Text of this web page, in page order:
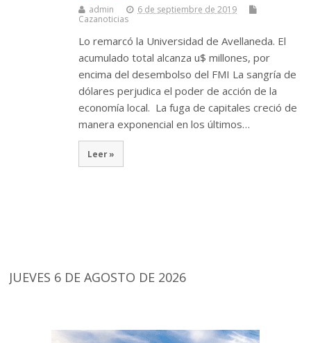
admin
6 de septiembre de 2019
Cazanoticias
Lo remarcó la Universidad de Avellaneda. El
acumulado total alcanza u$ millones, por
encima del desembolso del FMI La sangría de
dólares perjudica el poder de acción de la
economía local. La fuga de capitales creció de
manera exponencial en los últimos…
Leer »
JUEVES 6 DE AGOSTO DE 2026